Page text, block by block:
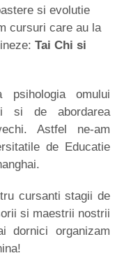
si evolutie
cursuri care au la
Tai Chi si
omului
si de abordarea
Astfel ne-am
de Educatie
cursanti stagii de
si maestrii nostrii
dornici organizam